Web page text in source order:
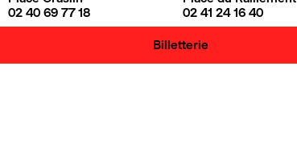
02 40 69 77 18
02 41 24 16 40
Billetterie